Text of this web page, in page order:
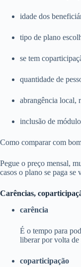
idade dos
tipo de plano
se tem
quantidade de
abrangência local,
inclusão de
Como comparar com
Pegue o preço mensal,
casos o plano se paga se
Carências,
carência
É o tempo para
liberar por volta de
coparticipação